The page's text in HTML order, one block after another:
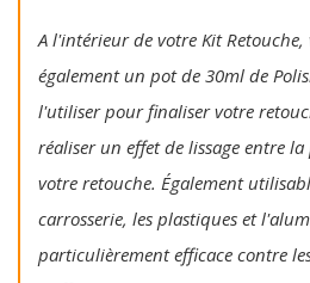
A l'intérieur de votre Kit
également un pot de 30ml de
l'utiliser pour finaliser votre
réaliser un effet de lissage entre
votre retouche. Également
carrosserie, les plastiques et
particulièrement efficace contre